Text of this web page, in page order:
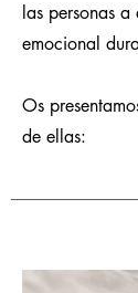
las personas
emocional
Os
de ellas: